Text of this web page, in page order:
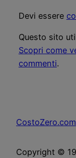
Devi essere
Questo sito
Scopri come
commenti.
CostoZero.com
Copyright ©